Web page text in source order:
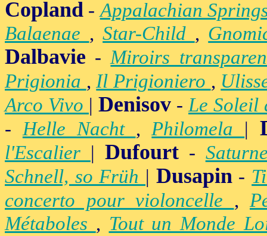
Copland -Appalachian
Balaenae ,Star-Child ,
Dalbavie -Miroirs
Prigionia ,Il Prigioniero ,
Arco Vivo | Denisov -Le Soleil
-Helle Nacht ,Philomela |
l'Escalier | Dufourt-
Schnell, so Früh | Dusapin-
concerto pour violoncelle ,
Métaboles , Tout un Monde